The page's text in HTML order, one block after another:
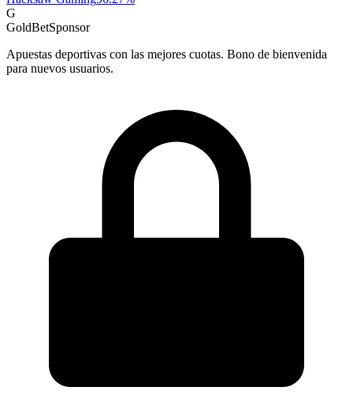
G
GoldBetSponsor
Apuestas deportivas con las mejores cuotas. Bono de bienvenida
para nuevos usuarios.